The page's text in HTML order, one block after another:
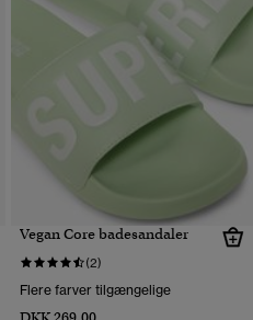
Vegan Core badesandaler
(2)
Flere farver tilgængelige